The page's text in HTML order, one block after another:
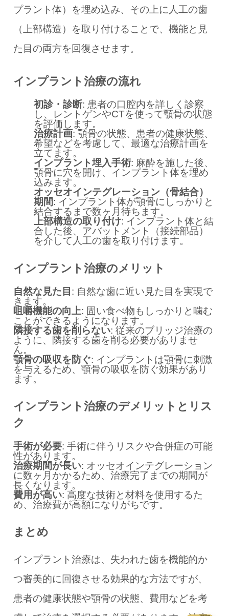
プラント体）を埋め込み、その上に人工の歯
（上部構造）を取り付けることで、機能と見
た目の両方を回復させます。
インプラント治療の流れ
初診・診断: 患者の口腔内を詳しく診察
し、レントゲンやCTを使って顎骨の状態
を評価します。
治療計画: 顎骨の状態、患者の健康状態、
希望などを考慮して、最適な治療計画を
立てます。
インプラント埋入手術: 麻酔を施した後、
顎骨に穴を開け、インプラント体を埋め
込みます。
オッセオインテグレーション（骨結合）
期間: インプラント体が顎骨にしっかりと
結合するまで数ヶ月待ちます。
上部構造の取り付け: インプラント体と結
合した後、アバットメント（接続部品）
を介して人工の歯を取り付けます。
インプラント治療のメリット
自然な見た目 : 自然な歯に近い見た目を実現で
きます。
咀嚼機能の向上: 固い食べ物もしっかりと噛む
ことができるようになります。
隣接する歯を削らない: 従来のブリッジ治療の
ように、隣接する歯を削る必要がありませ
ん。
顎骨の吸収を防ぐ: インプラントは顎骨に刺激
を与えるため、顎骨の吸収を防ぐ効果があり
ます。
インプラント治療のデメリットとリス
ク
手術が必要: 手術に伴うリスクや合併症の可能
性があります。
治療期間が長い: オッセオインテグレーション
に数ヶ月かかるため、治療完了までの期間が
長くなります。
費用が高い: 高度な技術と材料を使用するた
め、治療費が高額になりがちです。
まとめ
インプラント治療は、失われた歯を機能的か
つ審美的に回復させる効果的な方法ですが、
患者の健康状態や顎骨の状態、費用などを考